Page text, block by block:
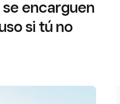
encarguen
si tú no